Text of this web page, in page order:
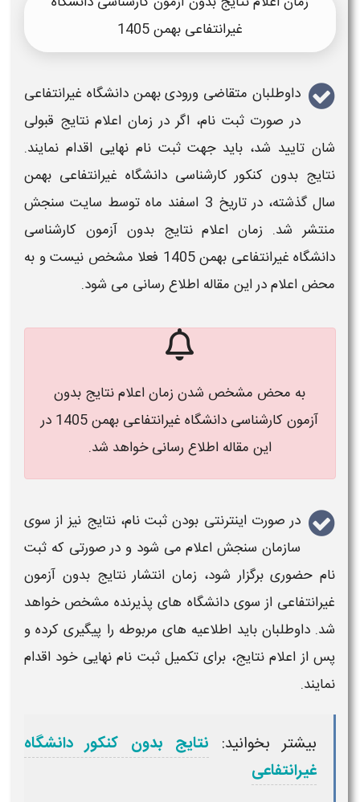
غیرانتفاعی بهمن 1405
داوطلبان متقاضی ورودیبهمن دانشگاه غیرانتفاعی
در صورت ثبت نام، اگر در زمان اعلام نتایج قبولی
شان تایید شد، باید جهت ثبت نام نهایی اقدام نمایند.
نتایج بدون کنکور کارشناسی دانشگاه غیرانتفاعی بهمن
سال گذشته، در تاریخ 3 اسفند ماه توسط سایت سنجش
منتشر شد.​ زمان اعلام نتایج بدون آزمون کارشناسی
دانشگاه غیرانتفاعی بهمن 1405
فعلا مشخص نیست و به
محض اعلام در این مقاله اطلاع رسانی می شود.
به محض مشخص شدن زمان اعلام نتایج بدون
آزمون کارشناسی دانشگاه غیرانتفاعی بهمن 1405​ در
این مقاله اطلاع رسانی خواهد شد.
در صورت اینترنتی بودن ثبت نام،نتایج نیز از سوی
سازمان سنجش اعلام می شود و در صورتی که ثبت
نام حضوری برگزار شود، زمان انتشارنتایج بدون آزمون
غیرانتفاعیاز سویدانشگاه های پذیرنده مشخص خواهد
شد. داوطلبان باید اطلاعیه‌ های مربوطه را پیگیری کرده و
پس از اعلام نتایج، برای تکمیل ثبت‌ نام نهایی خود اقدام
نمایند.
بیشتر بخوانید: نتایج بدون کنکور دانشگاه
غیرانتفاعی